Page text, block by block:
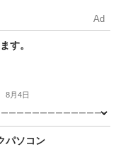
Ad
す。
8月4日
ーーーーーーーーーーーー
パソコン